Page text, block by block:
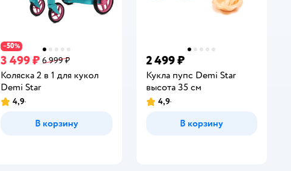
−50%
3 499 ₽ 6 999 ₽
Коляска 2 в 1 для кукол
Demi Star
Рейтинг:
4,9
В корзину
2 499 ₽
Кукла пупс Demi Star
высота 35 см
Рейтинг:
4,9
В корзину